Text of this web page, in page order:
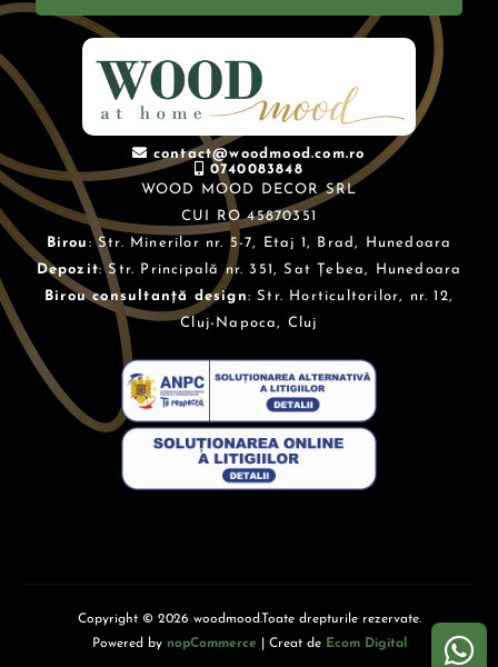
contact@woodmood.com.ro
0740083848
WOOD MOOD DECOR SRL
CUI RO 45870351
Birou : Str. Minerilor nr. 5-7, Etaj 1, Brad, Hunedoara
Depozit: Str. Principală nr. 351, Sat Țebea, Hunedoara
Birou consultanță design: Str. Horticultorilor, nr. 12,
Cluj-Napoca, Cluj
Copyright © 2026 woodmood.Toate drepturile rezervate.
Powered by nopCommerce | Creat de Ecom Digital